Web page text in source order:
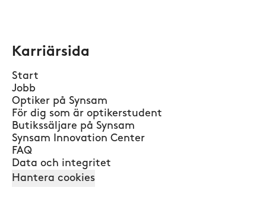
Karriärsida
Start
Jobb
Optiker på Synsam
För dig som är optikerstudent
Butikssäljare på Synsam
Synsam Innovation Center
FAQ
Data och integritet
Hantera cookies